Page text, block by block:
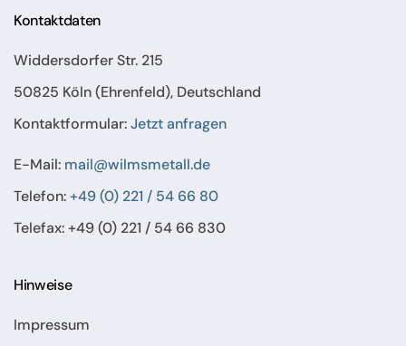
Kontaktdaten
Widdersdorfer Str. 215
50825 Köln (Ehrenfeld), Deutschland
Kontaktformular:Jetzt anfragen
E-Mail: mail@wilmsmetall.de
Telefon:+49 (0) 221 / 54 66 80
Telefax: +49 (0) 221 / 54 66 830
Hinweise
Impressum